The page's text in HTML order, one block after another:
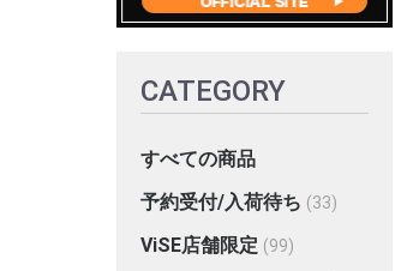
CATEGORY
すべての商品
予約受付/入荷待ち (33)
ViSE店舗限定 (99)